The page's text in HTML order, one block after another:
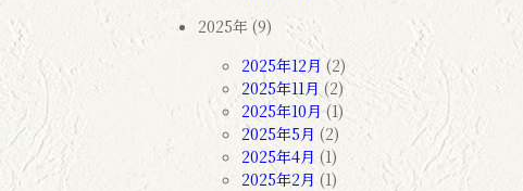
2025年 (9)
2025年12月 (2)
2025年11月 (2)
2025年10月(1)
2025年5月 (2)
2025年4月 (1)
2025年2月 (1)